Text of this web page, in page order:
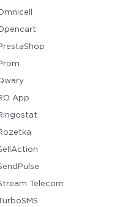
App
Telecom
TurboSMS